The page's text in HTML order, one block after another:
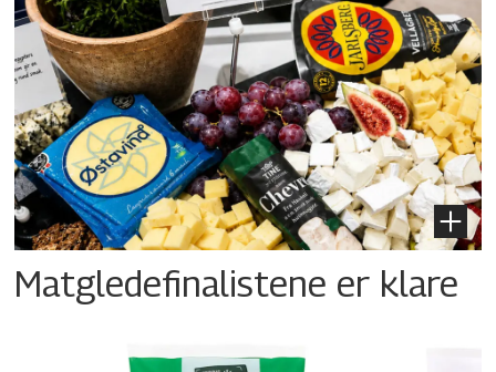
Matgledefinalistene er klare